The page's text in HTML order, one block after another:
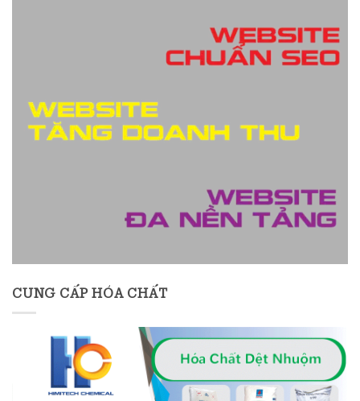
CUNG CẤP HÓA CHẤT